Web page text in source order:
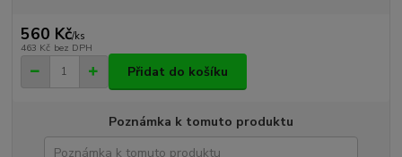
560 Kč/ks
463 Kč bez DPH
Přidat do košíku
Poznámka k tomuto produktu